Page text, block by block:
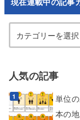
現在連載中の記事
人気の記事
単位
本の